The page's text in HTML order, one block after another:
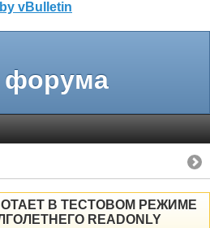
форума
В ТЕСТОВОМ РЕЖИМЕ
READONLY